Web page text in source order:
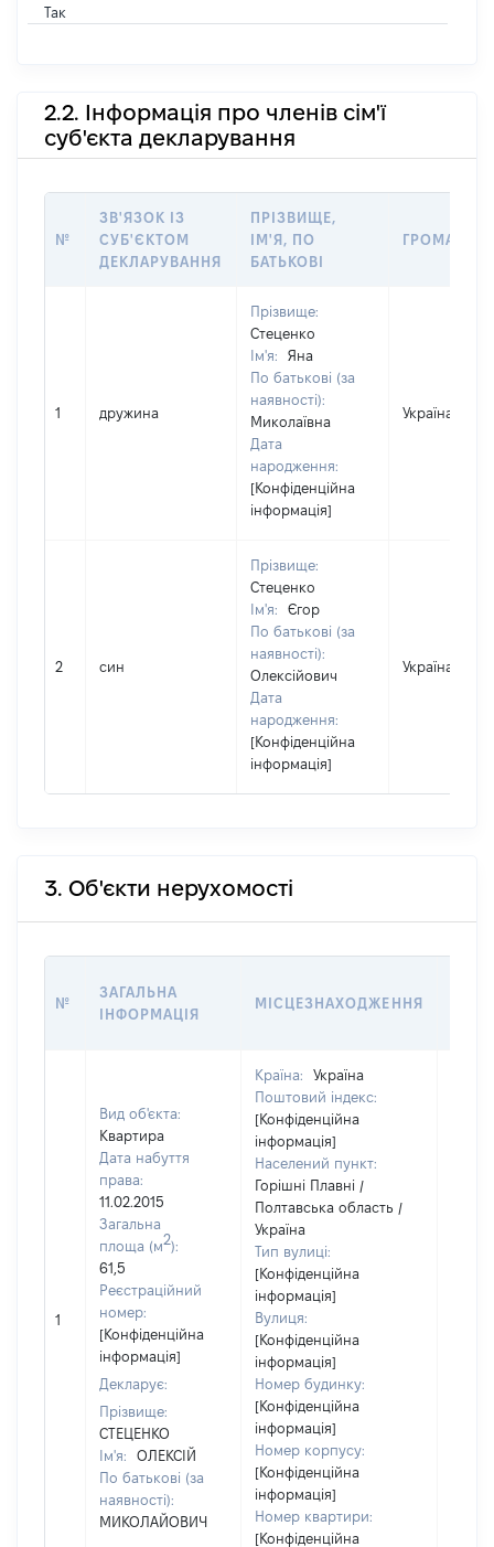
Так
2.2. Інформація про членів сім'ї
суб'єкта декларування
№
ЗВ'ЯЗОК ІЗ
СУБ'ЄКТОМ
ДЕКЛАРУВАННЯ
ПРІЗВИЩЕ,
ІМ'Я, ПО
БАТЬКОВІ
1 дружина
Прізвище:
Стеценко
Ім'я:
Яна
По батькові (за
наявності):
Миколаївна
Дата
народження:
[Конфіденційна
інформація]
Україна
2 син
Прізвище:
Стеценко
Ім'я:
Єгор
По батькові (за
наявності):
Олексійович
Дата
народження:
[Конфіденційна
інформація]
Україна
3. Об'єкти нерухомості
№
ЗАГАЛЬНА
ІНФОРМАЦІЯ
МІСЦЕЗНАХОДЖЕННЯ
1
Вид об'єкта:
Квартира
Дата набуття
права:
11.02.2015
Загальна
площа (м2):
61,5
Реєстраційний
номер:
[Конфіденційна
інформація]
Декларує:
Прізвище:
СТЕЦЕНКО
Ім'я:
ОЛЕКСІЙ
По батькові (за
наявності):
МИКОЛАЙОВИЧ
Країна:
Україна
Поштовий індекс:
[Конфіденційна
інформація]
Населений пункт:
Горішні Плавні /
Полтавська область /
Україна
Тип вулиці:
[Конфіденційна
інформація]
Вулиця:
[Конфіденційна
інформація]
Номер будинку:
[Конфіденційна
інформація]
Номер корпусу:
[Конфіденційна
інформація]
Номер квартири:
[Конфіденційна